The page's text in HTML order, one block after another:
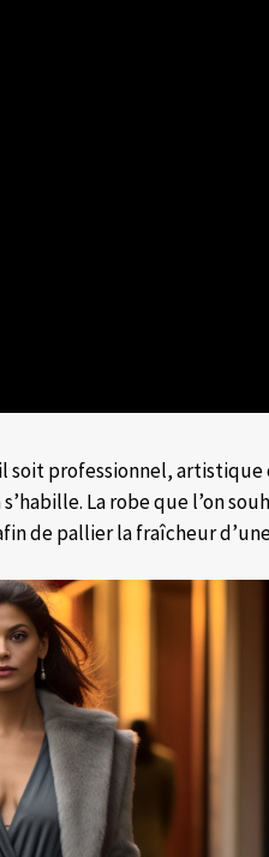
soit professionnel,
La robe que l’on
de pallier la fraîcheur